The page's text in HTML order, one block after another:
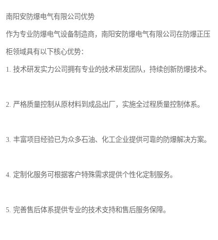
南阳安防爆电气有限公司优势
作为专业防爆电气设备制造商，南阳安防爆电气有限公司在防爆正压
柜领域具有以下核心优势：
1. 技术研发实力公司拥有专业的技术研发团队，持续创新防爆技术。
2. 严格质量控制从原材料到成品出厂，实施全过程质量控制体系。
3. 丰富项目经验已为众多石油、化工企业提供可靠的防爆解决方案。
4. 定制化服务可根据客户特殊需求提供个性化定制服务。
5. 完善售后体系提供专业的技术支持和售后服务保障。